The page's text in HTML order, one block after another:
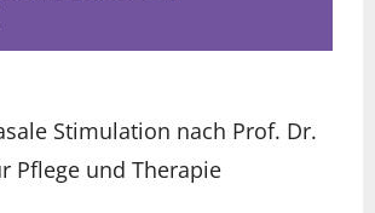
Stimulation nach Prof. Dr.
Pflege und Therapie